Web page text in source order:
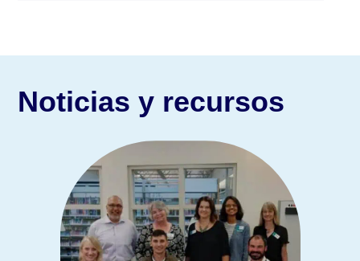
Noticias y recursos